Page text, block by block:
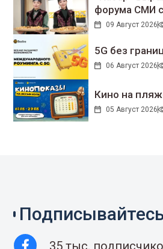
форума СМИ
09 Август 2026
5G без
06 Август 2026
Кино на
05 Август 2026
35 тыс.